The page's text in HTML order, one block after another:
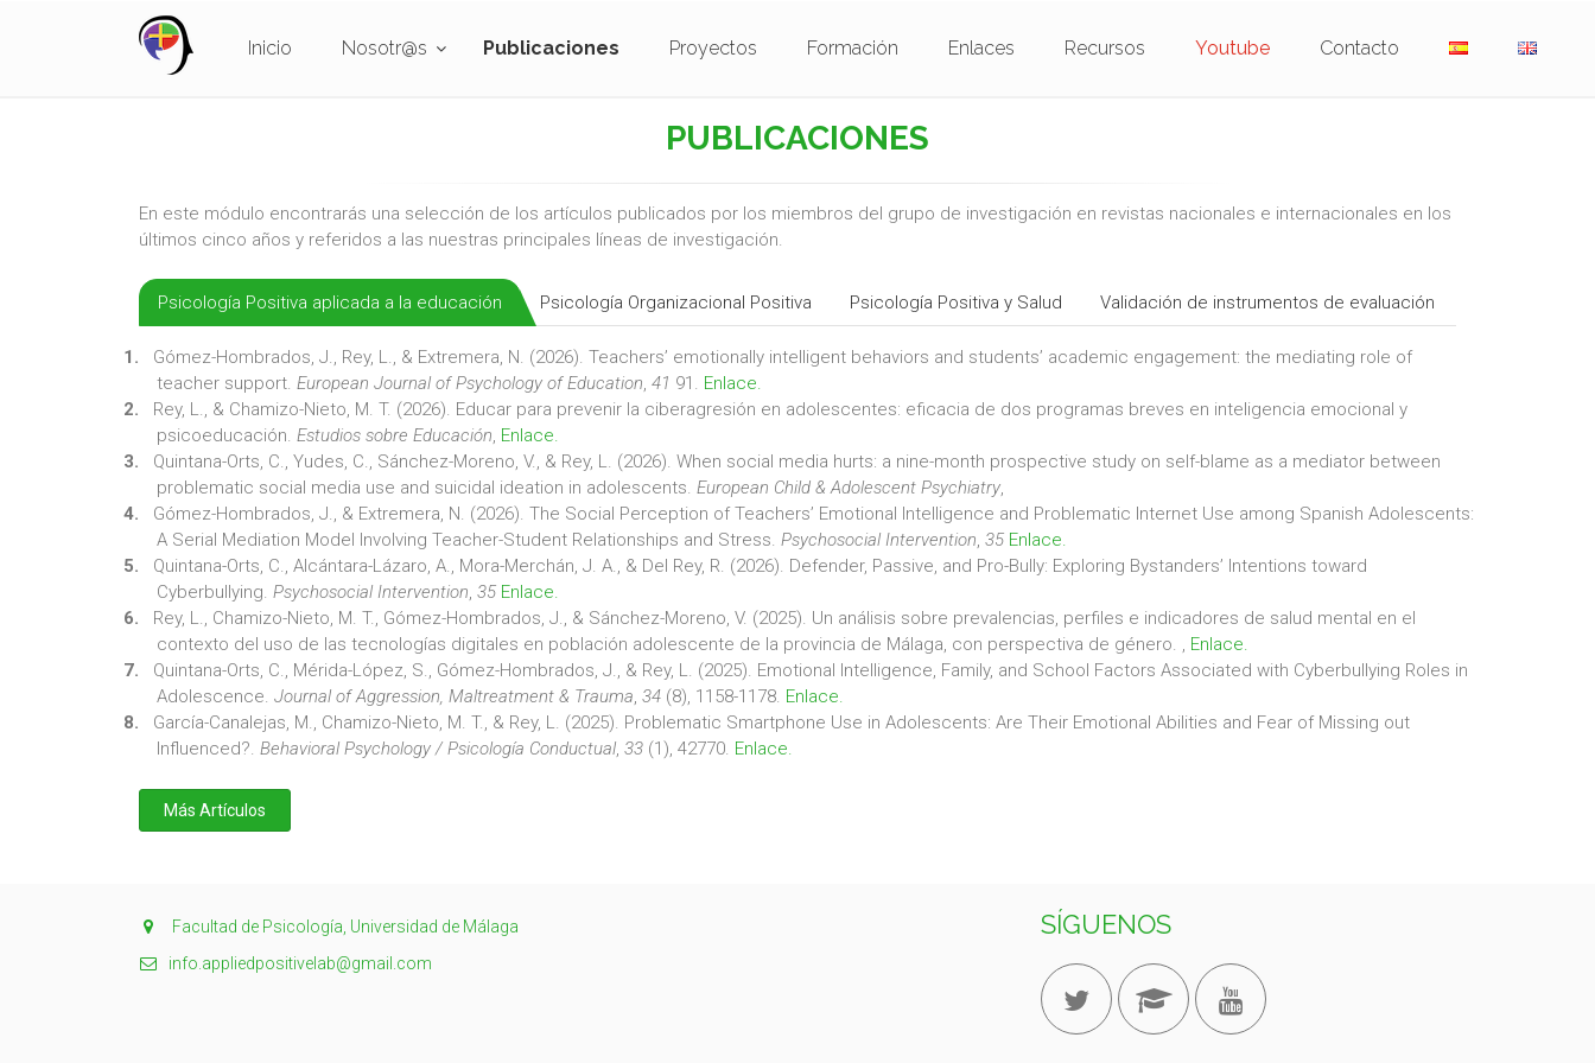
Inicio Nosotr@s Publicaciones Proyectos Formación Enlaces Recursos Youtube Contacto
PUBLICACIONES
En este módulo encontrarás una selección de los artículos publicados por los miembros del grupo de investigación en revistas nacionales e internacionales en los
últimos cinco años y referidos a las nuestras principales líneas de investigación.
Psicología Positiva aplicada a la educación Psicología Organizacional Positiva Psicología Positiva y Salud Validación de instrumentos de evaluación
Gómez-Hombrados, J., Rey, L., & Extremera, N. (2026). Teachers’ emotionally intelligent behaviors and students’ academic engagement: the mediating role of
teacher support. European Journal of Psychology of Education, 41 91. Enlace.
Rey, L., & Chamizo-Nieto, M. T. (2026). Educar para prevenir la ciberagresión en adolescentes: eficacia de dos programas breves en inteligencia emocional y
psicoeducación. Estudios sobre Educación, Enlace.
Quintana-Orts, C., Yudes, C., Sánchez-Moreno, V., & Rey, L. (2026). When social media hurts: a nine-month prospective study on self-blame as a mediator between
problematic social media use and suicidal ideation in adolescents. European Child & Adolescent Psychiatry,
Gómez-Hombrados, J., & Extremera, N. (2026). The Social Perception of Teachers’ Emotional Intelligence and Problematic Internet Use among Spanish Adolescents:
A Serial Mediation Model Involving Teacher-Student Relationships and Stress. Psychosocial Intervention, 35 Enlace.
Quintana-Orts, C., Alcántara-Lázaro, A., Mora-Merchán, J. A., & Del Rey, R. (2026). Defender, Passive, and Pro-Bully: Exploring Bystanders’ Intentions toward
Cyberbullying. Psychosocial Intervention, 35 Enlace.
Rey, L., Chamizo-Nieto, M. T., Gómez-Hombrados, J., & Sánchez-Moreno, V. (2025). Un análisis sobre prevalencias, perfiles e indicadores de salud mental en el
contexto del uso de las tecnologías digitales en población adolescente de la provincia de Málaga, con perspectiva de género. , Enlace.
Quintana-Orts, C., Mérida-López, S., Gómez-Hombrados, J., & Rey, L. (2025). Emotional Intelligence, Family, and School Factors Associated with Cyberbullying Roles in
Adolescence. Journal of Aggression, Maltreatment & Trauma, 34 (8), 1158-1178. Enlace.
García-Canalejas, M., Chamizo-Nieto, M. T., & Rey, L. (2025). Problematic Smartphone Use in Adolescents: Are Their Emotional Abilities and Fear of Missing out
Influenced?. Behavioral Psychology / Psicología Conductual, 33 (1), 42770. Enlace.
Más Artículos
Facultad de Psicología, Universidad de Málaga
info.appliedpositivelab@gmail.com
SÍGUENOS